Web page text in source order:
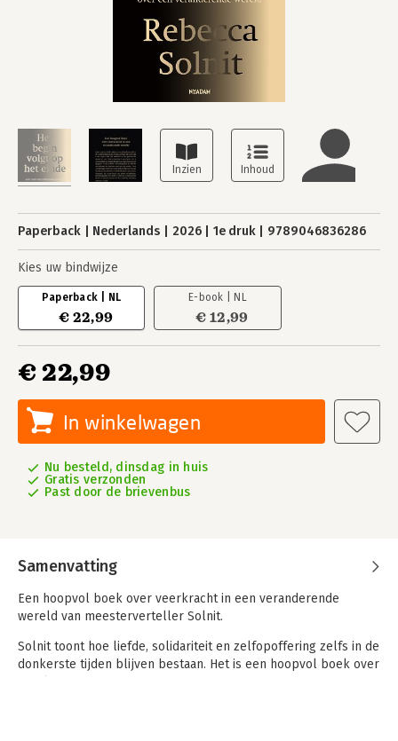
Paperback Nederlands 2026 1e druk 9789046836286
Kies uw bindwijze
Paperback | NL
€ 22,99
E-book | NL
€ 12,99
€ 22,99
In winkelwagen
Nu besteld, dinsdag in huis
Gratis verzonden
Past door de brievenbus
Samenvatting
Een hoopvol boek over veerkracht in een veranderende
wereld van meesterverteller Solnit.
Solnit toont hoe liefde, solidariteit en zelfopoffering zelfs in de
donkerste tijden blijven bestaan. Het is een hoopvol boek over